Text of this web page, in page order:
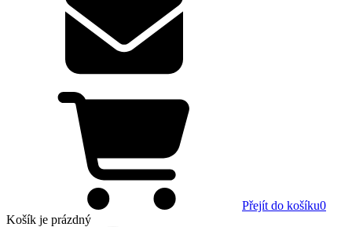
Přejít do košíku0
Košík je prázdný